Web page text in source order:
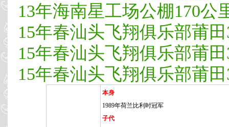
13年海南星工场公棚170公
15年春汕头飞翔俱乐部莆
15年春汕头飞翔俱乐部莆
15年春汕头飞翔俱乐部莆
本身
1989年荷兰比利时冠军
子代